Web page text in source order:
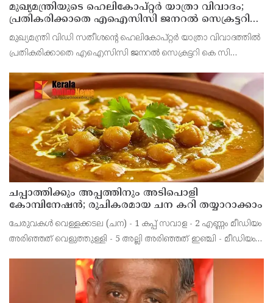
മുഖ്യമന്ത്രിയുടെ ഹെലികോപ്റ്റര്‍ യാത്രാ വിവാദം;
പ്രതികരിക്കാതെ എഐസിസി ജനറല്‍ സെക്രട്ടറി
കെ സി വേണുഗോപാല്‍
മുഖ്യമന്ത്രി വിഡി സതീശന്റെ ഹെലികോപ്റ്റര്‍ യാത്രാ വിവാദത്തില്‍
പ്രതികരിക്കാതെ എഐസിസി ജനറല്‍ സെക്രട്ടറി കെ സി
പ്രതികരിക്കാനില്ലെന്നും ആരോപണങ്ങള്‍ ഉന്നയിക്കുക എ
ചപ്പാത്തിക്കും അപ്പത്തിനും അടിപൊളി
കോമ്പിനേഷൻ; രുചികരമായ ചന കറി തയ്യാറാക്കാം
ചേരുവകൾ വെള്ളക്കടല (ചന) - 1 കപ്പ് സവാള - 2 എണ്ണം മീഡിയം
അരിഞ്ഞത് വെളുത്തുള്ളി - 5 അല്ലി അരിഞ്ഞത് ഇഞ്ചി - മീഡിയം